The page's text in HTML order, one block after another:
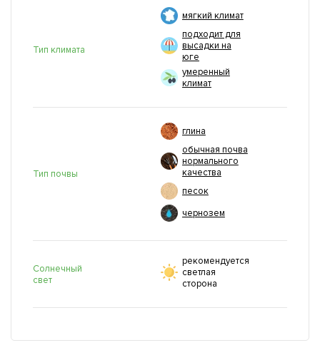
Тип климата
мягкий климат
подходит для
высадки на
юге
умеренный
климат
Тип почвы
глина
обычная почва
нормального
качества
песок
чернозем
Солнечный
свет
рекомендуется
светлая
сторона